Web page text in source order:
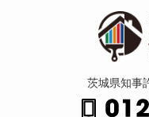
茨城県知事